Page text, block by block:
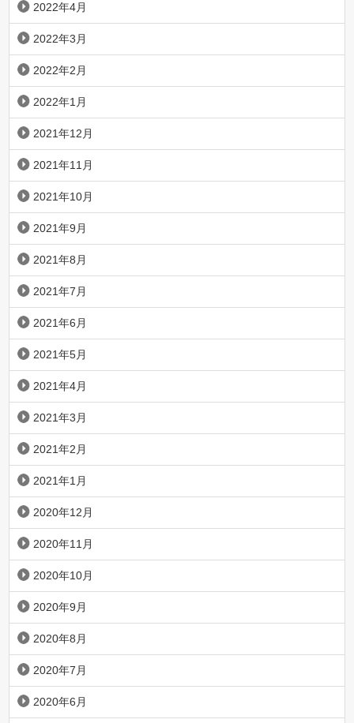
2022年4月
2022年3月
2022年2月
2022年1月
2021年12月
2021年11月
2021年10月
2021年9月
2021年8月
2021年7月
2021年6月
2021年5月
2021年4月
2021年3月
2021年2月
2021年1月
2020年12月
2020年11月
2020年10月
2020年9月
2020年8月
2020年7月
2020年6月